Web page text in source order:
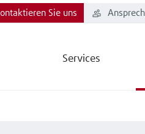
Services
Sie uns